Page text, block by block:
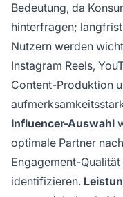
Bedeutung, da
hinterfragen;
Nutzern werden
Instagram Reels,
Content-Produktion
Influencer-Auswahl
optimale Partner
Engagement-
identifizieren.